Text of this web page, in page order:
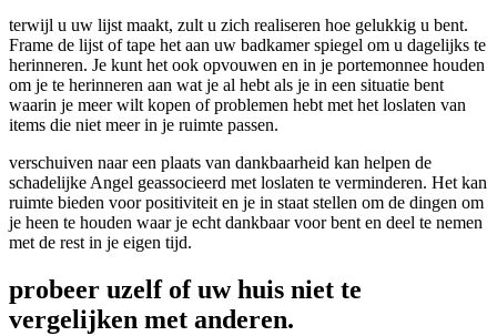
terwijl u uw lijst maakt, zult u zich realiseren hoe gelukkig u bent.
Frame de lijst of tape het aan uw badkamer spiegel om u dagelijks te
herinneren. Je kunt het ook opvouwen en in je portemonnee houden
om je te herinneren aan wat je al hebt als je in een situatie bent
waarin je meer wilt kopen of problemen hebt met het loslaten van
items die niet meer in je ruimte passen.
verschuiven naar een plaats van dankbaarheid kan helpen de
schadelijke Angel geassocieerd met loslaten te verminderen. Het kan
ruimte bieden voor positiviteit en je in staat stellen om de dingen om
je heen te houden waar je echt dankbaar voor bent en deel te nemen
met de rest in je eigen tijd.
probeer uzelf of uw huis niet te
vergelijken met anderen.